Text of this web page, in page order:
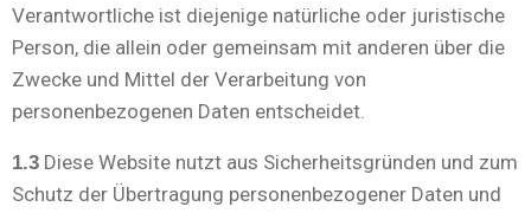
Verantwortliche ist diejenige natürliche oder juristische
Person, die allein oder gemeinsam mit anderen über die
Zwecke und Mittel der Verarbeitung von
personenbezogenen Daten entscheidet.
1.3 Diese Website nutzt aus Sicherheitsgründen und zum
Schutz der Übertragung personenbezogener Daten und